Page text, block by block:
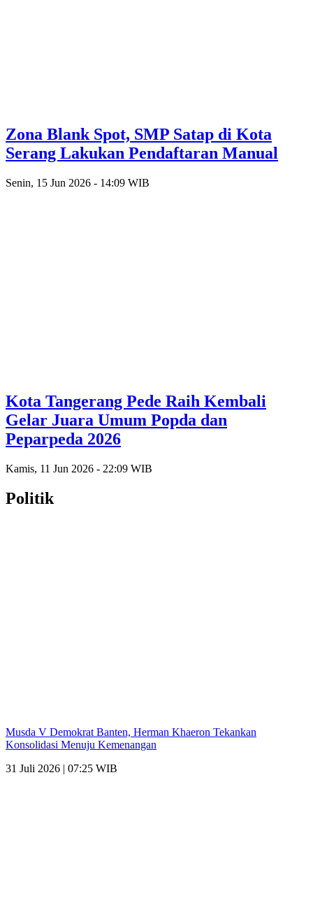
Zona Blank Spot, SMP Satap di Kota
Serang Lakukan Pendaftaran Manual
Senin, 15 Jun 2026 - 14:09 WIB
Kota Tangerang Pede Raih Kembali
Gelar Juara Umum Popda dan
Peparpeda 2026
Kamis, 11 Jun 2026 - 22:09 WIB
Politik
Musda V Demokrat Banten, Herman Khaeron Tekankan
Konsolidasi Menuju Kemenangan
31 Juli 2026 | 07:25 WIB